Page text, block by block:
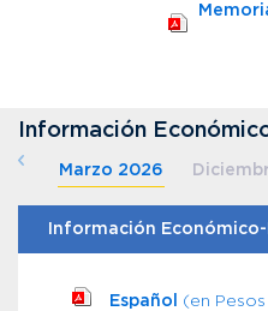
Información
Marzo 2026
Información
Español (en